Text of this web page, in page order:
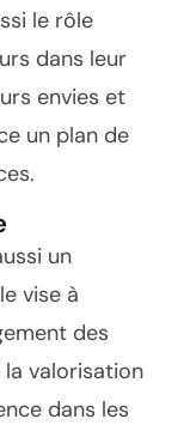
le rôle
dans leur
envies et
un plan de
un
vise à
des
la valorisation
dans les